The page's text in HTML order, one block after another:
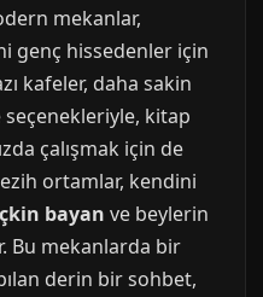
mekanlar,
genç hissedenler için
kafeler, daha sakin
kitap
çalışmak için de
ortamlar, kendini
bayan ve beylerin
Bu mekanlarda bir
derin bir sohbet,